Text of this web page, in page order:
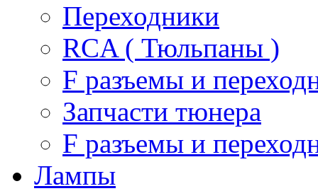
Переходники
RCA ( Тюльпаны )
F разъемы и
Запчасти тюнера
F разъемы и
Лампы